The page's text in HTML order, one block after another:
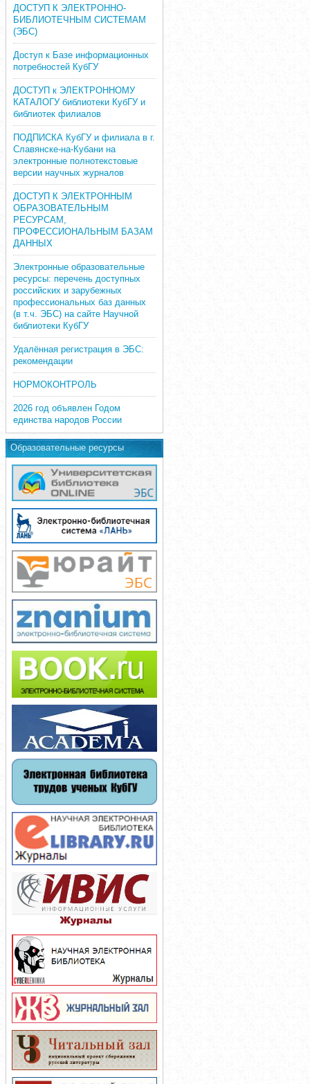
ДОСТУП К ЭЛЕКТРОННО-
БИБЛИОТЕЧНЫМ СИСТЕМАМ
(ЭБС)
Доступ к Базе информационных
потребностей КубГУ
ДОСТУП к ЭЛЕКТРОННОМУ
КАТАЛОГУ библиотеки КубГУ и
библиотек филиалов
ПОДПИСКА КубГУ и филиала в г.
Славянске-на-Кубани на
электронные полнотекстовые
версии научных журналов
ДОСТУП К ЭЛЕКТРОННЫМ
ОБРАЗОВАТЕЛЬНЫМ
РЕСУРСАМ,
ПРОФЕССИОНАЛЬНЫМ БАЗАМ
ДАННЫХ
Электронные образовательные
ресурсы: перечень доступных
российских и зарубежных
профессиональных баз данных
(в т.ч. ЭБС) на сайте Научной
библиотеки КубГУ
Удалённая регистрация в ЭБС:
рекомендации
НОРМОКОНТРОЛЬ
2026 год объявлен Годом
единства народов России
Образовательные ресурсы